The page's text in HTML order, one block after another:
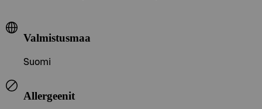
Valmistusmaa
Suomi
Allergeenit